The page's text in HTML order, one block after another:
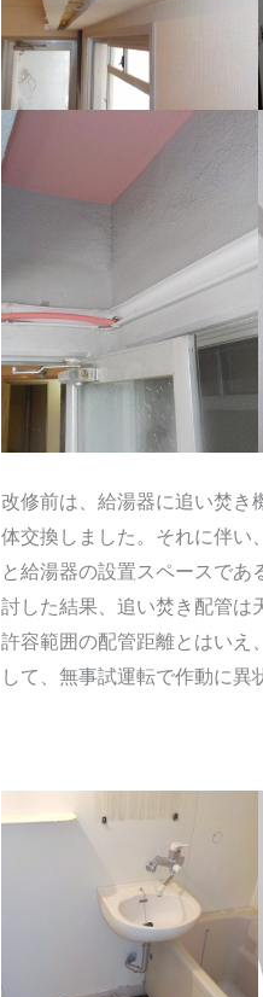
改修前は、給湯器に追い焚き
体交換しました。それに伴い
と給湯器の設置スペースで
討した結果、追い焚き配管は
許容範囲の配管距離とはいえ
して、無事試運転で作動に異